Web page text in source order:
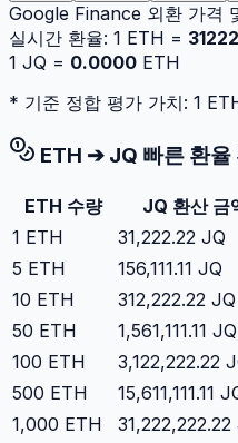
Google Finance 외환 가격
실시간 환율: 1 ETH =
1 JQ = 0.0000 ETH
* 기준 정합 평가 가치: 1
ETH ➔ JQ 빠른 환율
ETH 수량 JQ 환산 금
1 ETH 31,222.22 JQ
5 ETH 156,111.11 JQ
10 ETH 312,222.22 JQ
50 ETH 1,561,111.11 JQ
100 ETH 3,122,222.22
500 ETH 15,611,111.11
1,000 ETH 31,222,222.22